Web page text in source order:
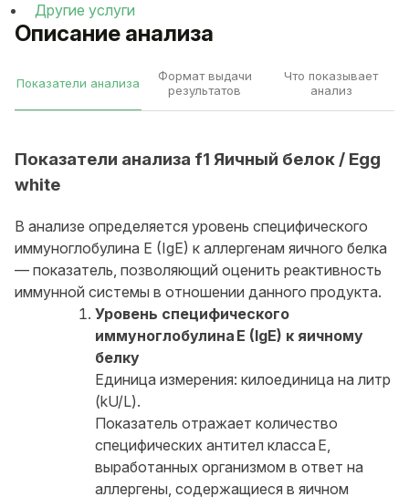
Описание анализа
Показатели анализа
Формат выдачи
результатов
Что показывает
анализ
Показатели анализа f1 Яичный белок / Egg
white
В анализе определяется уровень специфического
иммуноглобулина E (IgE) к аллергенам яичного белка
— показатель, позволяющий оценить реактивность
иммунной системы в отношении данного продукта.
Уровень специфического
иммуноглобулина E (IgE) к яичному
белку
Единица измерения: килоединица на литр
(kU/L).
Показатель отражает количество
специфических антител класса E,
выработанных организмом в ответ на
аллергены, содержащиеся в яичном
Другие услуги